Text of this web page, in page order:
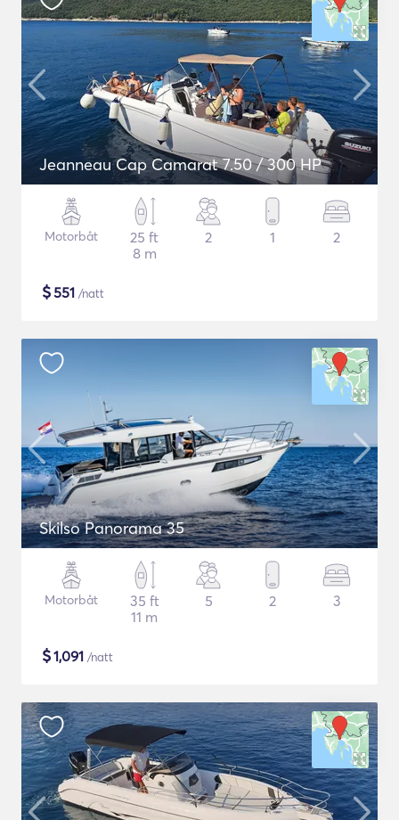
Jeanneau Cap Camarat 7.50 / 300 HP
Motorbåt
25 ft
8 m
2 1 2
$551 /natt
Skilso Panorama 35
Motorbåt
35 ft
11 m
5 2 3
$1,091 /natt